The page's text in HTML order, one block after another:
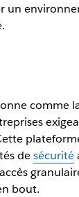
un
comme
desécurité
bout.